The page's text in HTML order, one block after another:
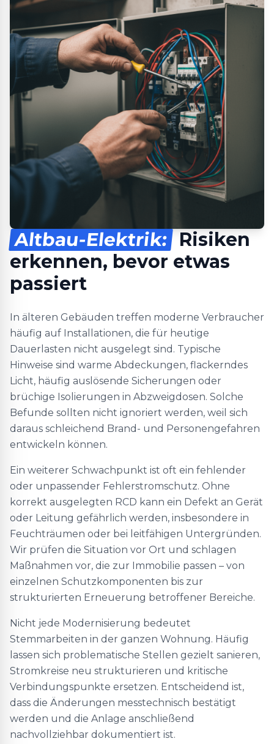
Altbau-Elektrik: Risiken
erkennen, bevor etwas
passiert
In älteren Gebäuden treffen moderne Verbraucher
häufig auf Installationen, die für heutige
Dauerlasten nicht ausgelegt sind. Typische
Hinweise sind warme Abdeckungen, flackerndes
Licht, häufig auslösende Sicherungen oder
brüchige Isolierungen in Abzweigdosen. Solche
Befunde sollten nicht ignoriert werden, weil sich
daraus schleichend Brand- und Personengefahren
entwickeln können.
Ein weiterer Schwachpunkt ist oft ein fehlender
oder unpassender Fehlerstromschutz. Ohne
korrekt ausgelegten RCD kann ein Defekt an Gerät
oder Leitung gefährlich werden, insbesondere in
Feuchträumen oder bei leitfähigen Untergründen.
Wir prüfen die Situation vor Ort und schlagen
Maßnahmen vor, die zur Immobilie passen – von
einzelnen Schutzkomponenten bis zur
strukturierten Erneuerung betroffener Bereiche.
Nicht jede Modernisierung bedeutet
Stemmarbeiten in der ganzen Wohnung. Häufig
lassen sich problematische Stellen gezielt sanieren,
Stromkreise neu strukturieren und kritische
Verbindungspunkte ersetzen. Entscheidend ist,
dass die Änderungen messtechnisch bestätigt
werden und die Anlage anschließend
nachvollziehbar dokumentiert ist.